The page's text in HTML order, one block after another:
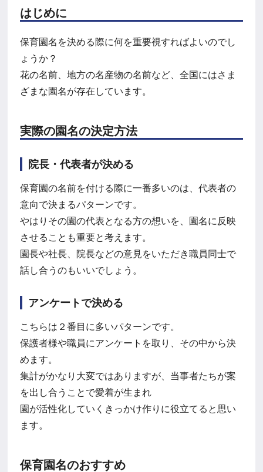
はじめに
保育園名を決める際に何を重要視すればよいのでし
ょうか？
花の名前、地方の名産物の名前など、全国にはさま
ざまな園名が存在しています。
実際の園名の決定方法
院長・代表者が決める
保育園の名前を付ける際に一番多いのは、代表者の
意向で決まるパターンです。
やはりその園の代表となる方の想いを、園名に反映
させることも重要と考えます。
園長や社長、院長などの意見をいただき職員同士で
話し合うのもいいでしょう。
アンケートで決める
こちらは２番目に多いパターンです。
保護者様や職員にアンケートを取り、その中から決
めます。
集計がかなり大変ではありますが、当事者たちが案
を出し合うことで愛着が生まれ
園が活性化していくきっかけ作りに役立てると思い
ます。
保育園名のおすすめ